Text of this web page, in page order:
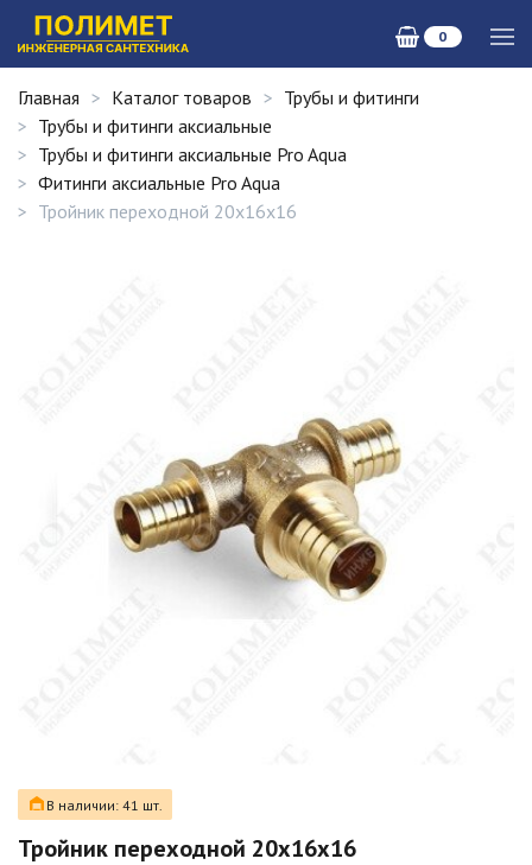
0
Главная Каталог товаров
Трубы и фитинги
Трубы и фитинги аксиальные
Трубы и фитинги аксиальные Pro Aqua
Фитинги аксиальные Pro Aqua
Тройник переходной 20x16x16
В наличии: 41 шт.
Тройник переходной 20x16x16